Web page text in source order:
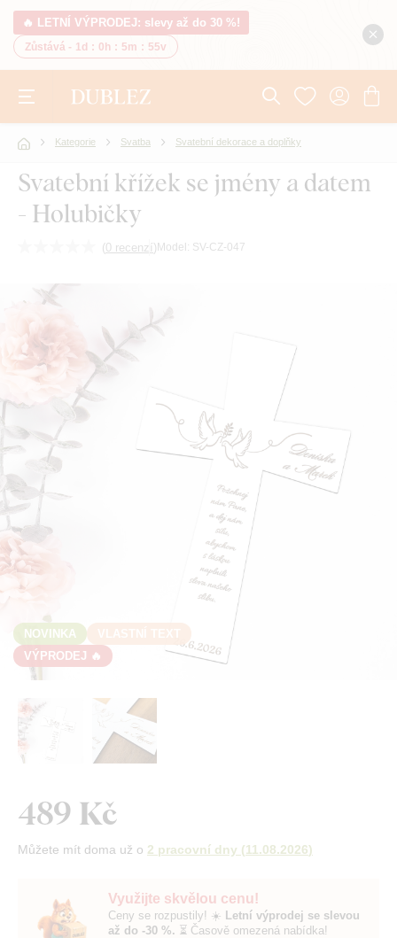
🔥 LETNÍ VÝPRODEJ: slevy až do 30 %!
Zůstává - 1d : 0h : 5m : 54v
Kategorie Svatba Svatební dekorace a doplňky
Svatební křížek se jmény a datem
- Holubičky
(0 recenzí) Model: SV-CZ-047
NOVINKA
VLASTNÍ TEXT
VÝPRODEJ 🔥
Využijte skvělou cenu!
Ceny se rozpustily! ☀️ Letní výprodej se slevou
až do -30 %. ⏳ Časově omezená nabídka!
489 Kč
Můžete mít doma už o 2 pracovní dny (11.08.2026)